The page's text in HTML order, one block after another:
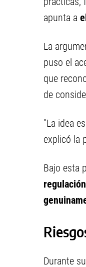
apunta a
La
puso el
que
de
"La idea
explicó la
Bajo esta
Durante